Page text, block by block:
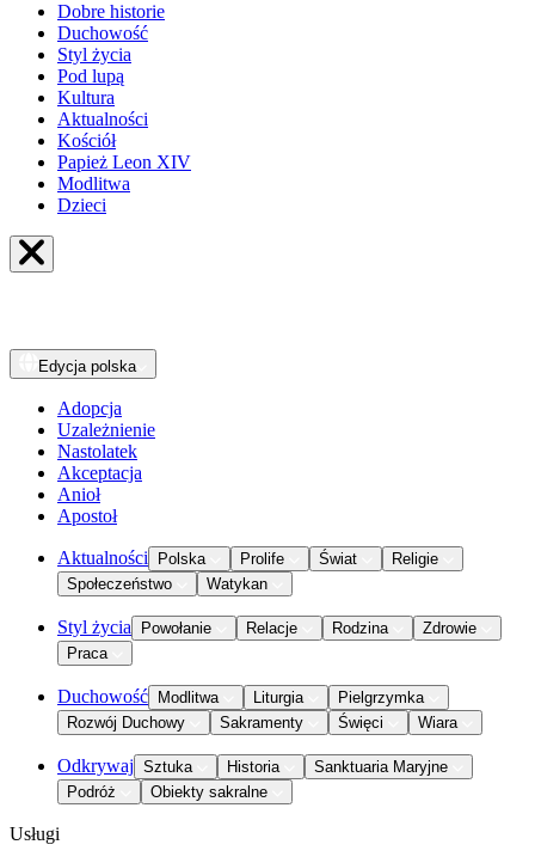
Dobre historie
Duchowość
Styl życia
Pod lupą
Kultura
Aktualności
Kościół
Papież Leon XIV
Modlitwa
Dzieci
Edycja polska
Adopcja
Uzależnienie
Nastolatek
Akceptacja
Anioł
Apostoł
Aktualności Polska Prolife Świat
Religie
Społeczeństwo
Watykan
Styl życia Powołanie Relacje Rodzina
Zdrowie
Praca
Duchowość Modlitwa Liturgia
Pielgrzymka
Rozwój Duchowy
Sakramenty Święci Wiara
Odkrywaj Sztuka Historia
Sanktuaria Maryjne
Podróż
Obiekty sakralne
Usługi